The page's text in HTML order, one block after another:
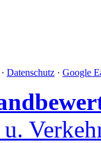
· Datenschutz · Google
u.